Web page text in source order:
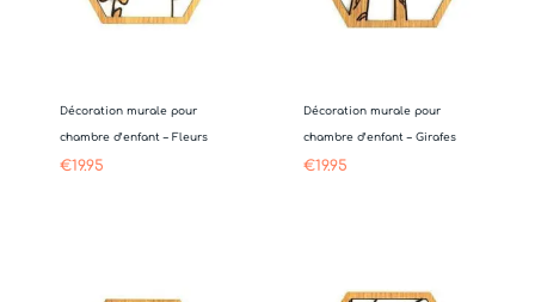
Décoration murale pour
chambre d’enfant – Fleurs
€19.95
Décoration murale pour
chambre d’enfant – Girafes
€19.95